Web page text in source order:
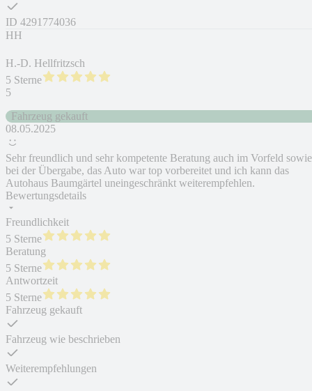
ID 4291774036
HH
H.-D. Hellfritzsch
5 Sterne
5
Fahrzeug gekauft
08.05.2025
Sehr freundlich und sehr kompetente Beratung auch im Vorfeld sowie
bei der Übergabe, das Auto war top vorbereitet und ich kann das
Autohaus Baumgärtel uneingeschränkt weiterempfehlen.
Bewertungsdetails
Freundlichkeit
5 Sterne
Beratung
5 Sterne
Antwortzeit
5 Sterne
Fahrzeug gekauft
Fahrzeug wie beschrieben
Weiterempfehlungen